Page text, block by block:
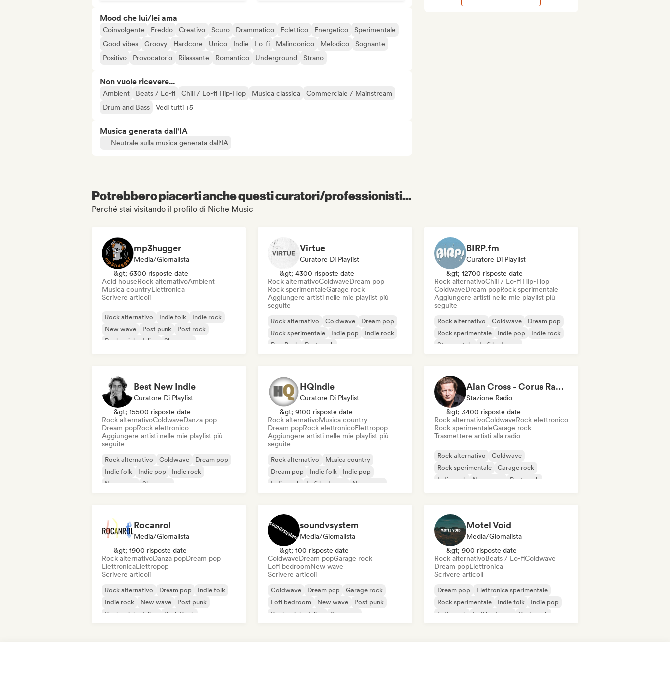
Mood che lui/lei ama
Coinvolgente Freddo Creativo Scuro Drammatico Eclettico Energetico
Sperimentale
Good vibes
Groovy Hardcore Unico Indie Lo-fi Malinconico Melodico
Sognante
Positivo
Provocatorio Rilassante Romantico Underground Strano
Non vuole ricevere...
Ambient Beats / Lo-fi Chill / Lo-fi Hip-Hop Musica classica
Commerciale / Mainstream
Drum and Bass
Vedi tutti +5
Musica generata dall'IA
Neutrale sulla musica generata dall'IA
Potrebbero piacerti anche questi curatori/professionisti...
Perché stai visitando il profilo di Niche Music
mp3hugger
Media/Giornalista
&gt; 6300 risposte date
Acid houseRock alternativoAmbient
Musica countryElettronica
Scrivere articoli
Rock alternativo Indie folk
Indie rock
New wave
Post punk
Post rock
Rock psichedelico
Shoegaze
Virtue
Curatore Di Playlist
&gt; 4300 risposte date
Rock alternativoColdwaveDream pop
Rock sperimentaleGarage rock
Aggiungere artisti nelle mie playlist più
seguite
Rock alternativo Coldwave
Dream pop
Rock sperimentale
Indie pop
Indie rock
Pop Punk
Post punk
BIRP.fm
Curatore Di Playlist
&gt; 12700 risposte date
Rock alternativoChill / Lo-fi Hip-Hop
ColdwaveDream popRock sperimentale
Aggiungere artisti nelle mie playlist più
seguite
Rock alternativo Coldwave
Dream pop
Rock sperimentale
Indie pop
Indie rock
Strumentale
Lofi bedroom
Best New Indie
Curatore Di Playlist
&gt; 15500 risposte date
Rock alternativoColdwaveDanza pop
Dream popRock elettronico
Aggiungere artisti nelle mie playlist più
seguite
Rock alternativo Coldwave
Dream pop
Indie folk
Indie pop
Indie rock
New wave
Shoegaze
HQindie
Curatore Di Playlist
&gt; 9100 risposte date
Rock alternativoMusica country
Dream popRock elettronicoElettropop
Aggiungere artisti nelle mie playlist più
seguite
Rock alternativo
Musica country
Dream pop
Indie folk
Indie pop
Indie rock
Lofi bedroom New wave
Alan Cross - Corus Radio, A Journal of Musical Things
Stazione Radio
&gt; 3400 risposte date
Rock alternativoColdwaveRock elettronico
Rock sperimentaleGarage rock
Trasmettere artisti alla radio
Rock alternativo
Coldwave
Rock sperimentale
Garage rock
Indie rock
New wave
Post punk
Rocanrol
Media/Giornalista
&gt; 1900 risposte date
Rock alternativoDanza popDream pop
ElettronicaElettropop
Scrivere articoli
Rock alternativo Dream pop
Indie folk
Indie rock
New wave
Post punk
Rock psichedelico
Punk Rock
soundvsystem
Media/Giornalista
&gt; 100 risposte date
ColdwaveDream popGarage rock
Lofi bedroomNew wave
Scrivere articoli
Coldwave Dream pop
Garage rock
Lofi bedroom
New wave
Post punk
Rock psichedelico
Shoegaze
Motel Void
Media/Giornalista
&gt; 900 risposte date
Rock alternativoBeats / Lo-fiColdwave
Dream popElettronica
Scrivere articoli
Dream pop
Elettronica sperimentale
Rock sperimentale
Indie folk
Indie pop
Indie rock
Lofi bedroom Post punk